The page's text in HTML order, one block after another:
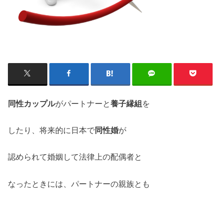
同性カップルがパートナーと養子縁組を
したり、将来的に日本で同性婚が
認められて婚姻して法律上の配偶者と
なったときには、パートナーの親族とも